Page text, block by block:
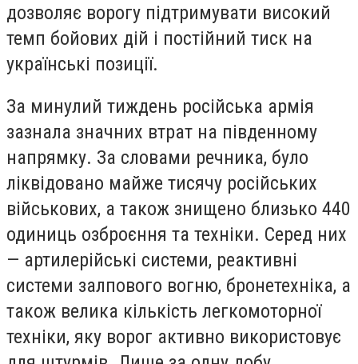
дозволяє ворогу підтримувати високий
темп бойових дій і постійний тиск на
українські позиції.
За минулий тиждень російська армія
зазнала значних втрат на південному
напрямку. За словами речника, було
ліквідовано майже тисячу російських
військових, а також знищено близько 440
одиниць озброєння та техніки. Серед них
— артилерійські системи, реактивні
системи залпового вогню, бронетехніка, а
також велика кількість легкомоторної
техніки, яку ворог активно використовує